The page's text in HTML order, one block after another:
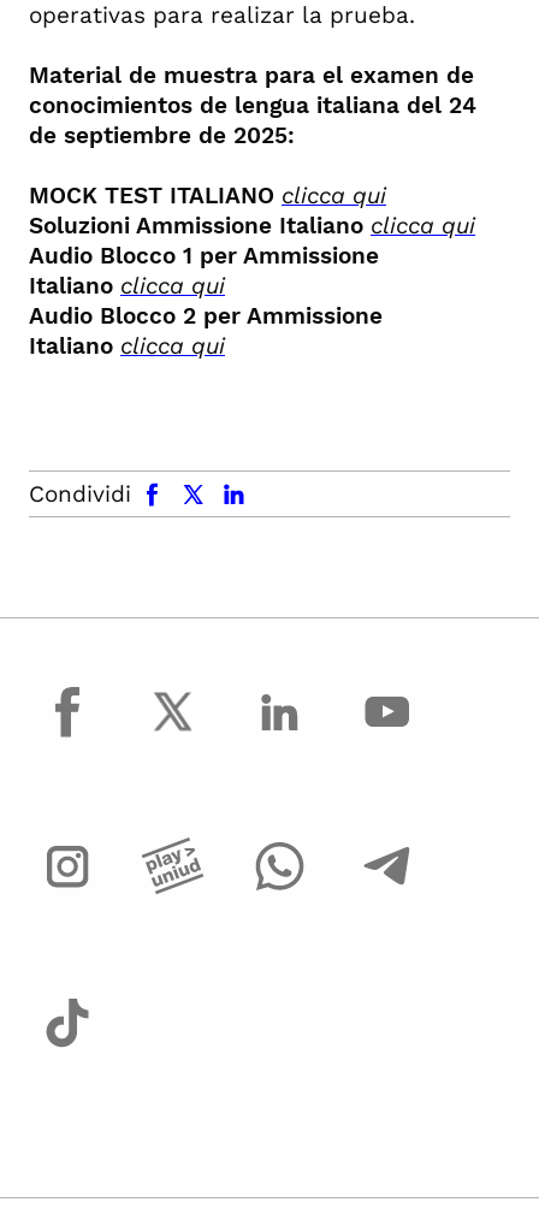
operativas para realizar la prueba.
Material de muestra para el examen de
conocimientos de lengua italiana del 24
de septiembre de 2025:
MOCK TEST ITALIANO clicca qui
Soluzioni Ammissione Italiano clicca qui
Audio Blocco 1 per Ammissione
Italiano clicca qui
Audio Blocco 2 per Ammissione
Italiano clicca qui
Condividi
facebook x.com linkedin
facebook